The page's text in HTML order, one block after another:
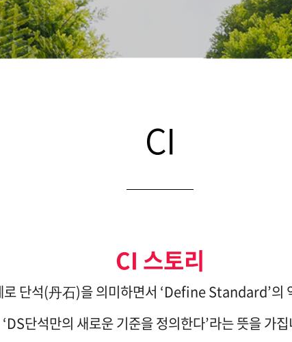
CI
CI 스토리
로 단석(丹石)을 의미하면서 ‘Define Standard’의
‘DS단석만의 새로운 기준을 정의한다’라는 뜻을 가